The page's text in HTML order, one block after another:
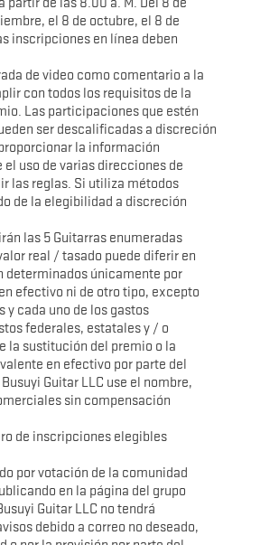
el 8 de octubre, el 8 de
inscripciones en línea deben
de video como comentario a la
con todos los requisitos de la
Las participaciones que estén
ser descalificadas a discreción
la información
uso de varias direcciones de
las reglas. Si utiliza métodos
de la elegibilidad a discreción
las 5 Guitarras enumeradas
real / tasado puede diferir en
determinados únicamente por
efectivo ni de otro tipo, excepto
y cada uno de los gastos
federales, estatales y / o
la sustitución del premio o la
en efectivo por parte del
Guitar LLC use el nombre,
sin compensación
de inscripciones elegibles
por votación de la comunidad
en la página del grupo
Guitar LLC no tendrá
debido a correo no deseado,